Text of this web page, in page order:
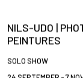
NILS-UDO |
PEINTURES
SOLO SHOW